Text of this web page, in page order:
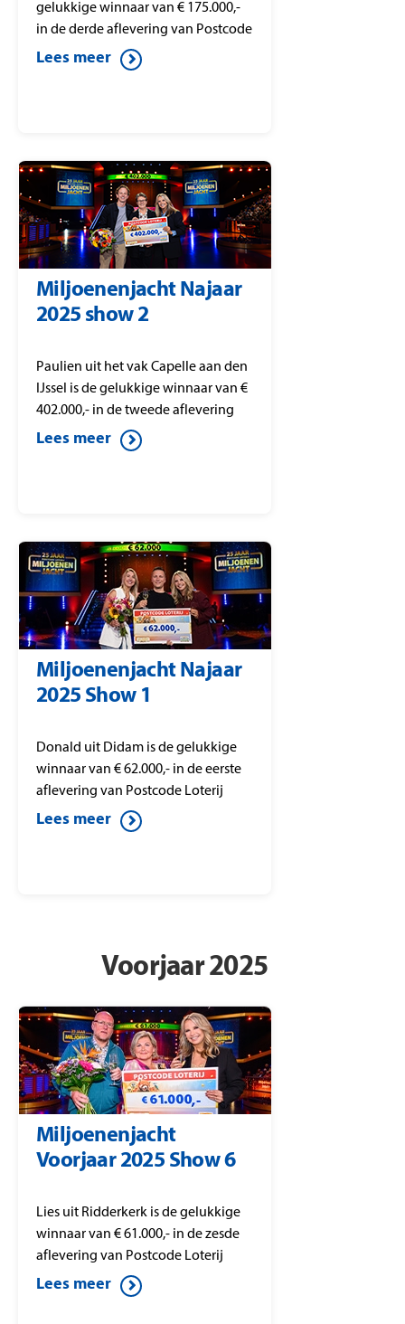
gelukkige winnaar van € 175.000,-
in de derde aflevering van Postcode
Loterij Miljoenenjacht.
Lees meer
Miljoenenjacht Najaar
2025 show 2
Paulien uit het vak Capelle aan den
IJssel is de gelukkige winnaar van €
402.000,- in de tweede aflevering
van Postcode Loterij
Miljoenenjacht.
Lees meer
Miljoenenjacht Najaar
2025 Show 1
Donald uit Didam is de gelukkige
winnaar van € 62.000,- in de eerste
aflevering van Postcode Loterij
Miljoenenjacht.
Lees meer
Voorjaar 2025
Miljoenenjacht
Voorjaar 2025 Show 6
Lies uit Ridderkerk is de gelukkige
winnaar van € 61.000,- in de zesde
aflevering van Postcode Loterij
Miljoenenjacht.
Lees meer